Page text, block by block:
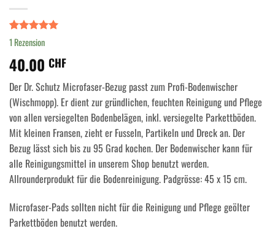
Bewertet
mit5.00
von 5,
basierend
1
Kundenbewertung
1 Rezension
40.00 CHF
Der Dr. Schutz Microfaser-Bezug passt zum Profi-Bodenwischer
(Wischmopp). Er dient zur gründlichen, feuchten Reinigung und Pflege
von allen versiegelten Bodenbelägen, inkl. versiegelte Parkettböden.
Mit kleinen Fransen, zieht er Fusseln, Partikeln und Dreck an. Der
Bezug lässt sich bis zu 95 Grad kochen. Der Bodenwischer kann für
alle Reinigungsmittel in unserem Shop benutzt werden.
Allrounderprodukt für die Bodenreinigung. Padgrösse: 45 x 15 cm.
Microfaser-Pads sollten nicht für die Reinigung und Pflege geölter
Parkettböden benutzt werden.